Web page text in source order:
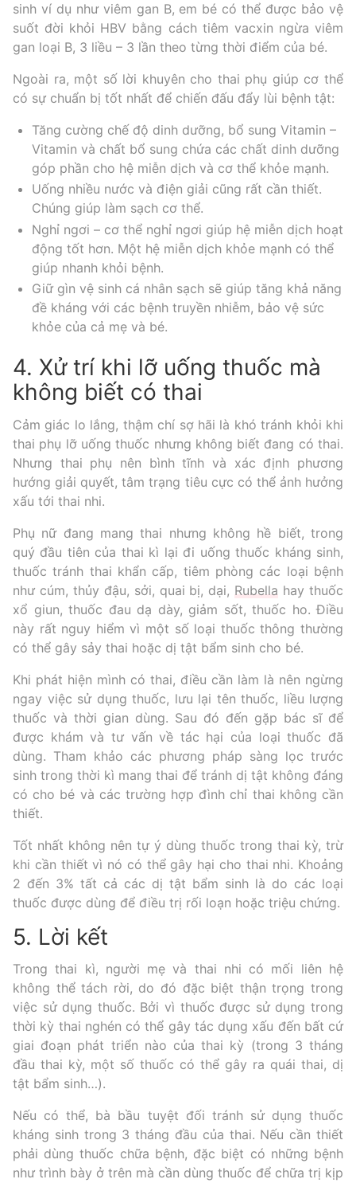
sinh ví dụ như viêm gan B, em bé có thể được bảo vệ
suốt đời khỏi HBV bằng cách tiêm vacxin ngừa viêm
gan loại B, 3 liều – 3 lần theo từng thời điểm của bé.
Ngoài ra, một số lời khuyên cho thai phụ giúp cơ thể
có sự chuẩn bị tốt nhất để chiến đấu đẩy lùi bệnh tật:
Tăng cường chế độ dinh dưỡng, bổ sung Vitamin –
Vitamin và chất bổ sung chứa các chất dinh dưỡng
góp phần cho hệ miễn dịch và cơ thể khỏe mạnh.
Uống nhiều nước và điện giải cũng rất cần thiết.
Chúng giúp làm sạch cơ thể.
Nghỉ ngơi – cơ thể nghỉ ngơi giúp hệ miễn dịch hoạt
động tốt hơn. Một hệ miễn dịch khỏe mạnh có thể
giúp nhanh khỏi bệnh.
Giữ gìn vệ sinh cá nhân sạch sẽ giúp tăng khả năng
đề kháng với các bệnh truyền nhiễm, bảo vệ sức
khỏe của cả mẹ và bé.
4. Xử trí khi lỡ uống thuốc mà
không biết có thai
Cảm giác lo lắng, thậm chí sợ hãi là khó tránh khỏi khi
thai phụ lỡ uống thuốc nhưng không biết đang có thai.
Nhưng thai phụ nên bình tĩnh và xác định phương
hướng giải quyết, tâm trạng tiêu cực có thể ảnh hưởng
xấu tới thai nhi.
Phụ nữ đang mang thai nhưng không hề biết, trong
quý đầu tiên của thai kì lại đi uống thuốc kháng sinh,
thuốc tránh thai khẩn cấp, tiêm phòng các loại bệnh
như cúm, thủy đậu, sởi, quai bị, dại, Rubella hay thuốc
xổ giun, thuốc đau dạ dày, giảm sốt, thuốc ho. Điều
này rất nguy hiểm vì một số loại thuốc thông thường
có thể gây sảy thai hoặc dị tật bẩm sinh cho bé.
Khi phát hiện mình có thai, điều cần làm là nên ngừng
ngay việc sử dụng thuốc, lưu lại tên thuốc, liều lượng
thuốc và thời gian dùng. Sau đó đến gặp bác sĩ để
được khám và tư vấn về tác hại của loại thuốc đã
dùng. Tham khảo các phương pháp sàng lọc trước
sinh trong thời kì mang thai để tránh dị tật không đáng
có cho bé và các trường hợp đình chỉ thai không cần
thiết.
Tốt nhất không nên tự ý dùng thuốc trong thai kỳ, trừ
khi cần thiết vì nó có thể gây hại cho thai nhi. Khoảng
2 đến 3% tất cả các dị tật bẩm sinh là do các loại
thuốc được dùng để điều trị rối loạn hoặc triệu chứng.
5. Lời kết
Trong thai kì, người mẹ và thai nhi có mối liên hệ
không thể tách rời, do đó đặc biệt thận trọng trong
việc sử dụng thuốc. Bởi vì thuốc được sử dụng trong
thời kỳ thai nghén có thể gây tác dụng xấu đến bất cứ
giai đoạn phát triển nào của thai kỳ (trong 3 tháng
đầu thai kỳ, một số thuốc có thể gây ra quái thai, dị
tật bẩm sinh…).
Nếu có thể, bà bầu tuyệt đối tránh sử dụng thuốc
kháng sinh trong 3 tháng đầu của thai. Nếu cần thiết
phải dùng thuốc chữa bệnh, đặc biệt có những bệnh
như trình bày ở trên mà cần dùng thuốc để chữa trị kịp